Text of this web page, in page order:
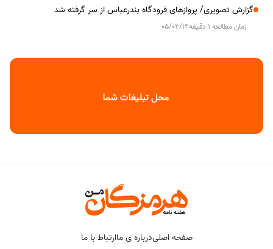
گزارش تصویری/ پروازهای فرودگاه بندرعباس از سر گرفته شد
زمان مطالعه 1 دقیقه 05/04/14
صفحه اصلیدرباره ی ماارتباط با ما